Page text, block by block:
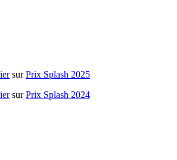
surPrix Splash 2025
surPrix Splash 2024